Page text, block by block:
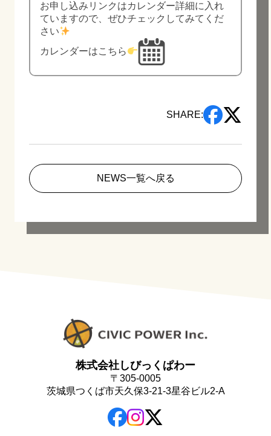
お申し込みリンクはカレンダー詳細に入れ
ていますので、ぜひチェックしてみてくだ
さい
カレンダーはこちら
SHARE:
NEWS一覧へ戻る
株式会社しびっくぱわー
〒305-0005
茨城県つくば市天久保3-21-3星谷ビル2-A